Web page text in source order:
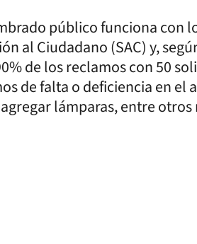
público funciona con
al Ciudadano (SAC) y,
de los reclamos con 50
de falta o deficiencia en
lámparas, entre otros